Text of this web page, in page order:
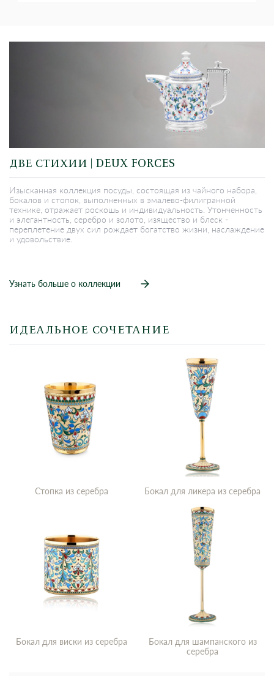
ИДЕАЛЬНОЕ СОЧЕТАНИЕ
Стопка из серебра Бокал для ликера из серебра
Бокал для виски из серебра
Бокал для шампанского из
серебра
ДВЕ СТИХИИ | DEUX FORCES
Изысканная коллекция посуды, состоящая из чайного набора,
бокалов и стопок, выполненных в эмалево-филигранной
технике, отражает роскошь и индивидуальность. Утонченность
и элегантность, серебро и золото, изящество и блеск -
переплетение двух сил рождает богатство жизни, наслаждение
и удовольствие.
Узнать больше о коллекции